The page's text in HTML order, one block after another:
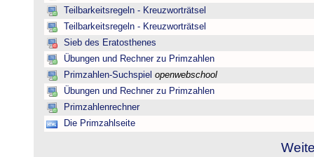
Teilbarkeitsregeln - Kreuzworträtsel
Teilbarkeitsregeln - Kreuzworträtsel
Sieb des Eratosthenes
Übungen und Rechner zu Primzahlen
Primzahlen-Suchspiel openwebschool
Übungen und Rechner zu Primzahlen
Primzahlenrechner
Die Primzahlseite